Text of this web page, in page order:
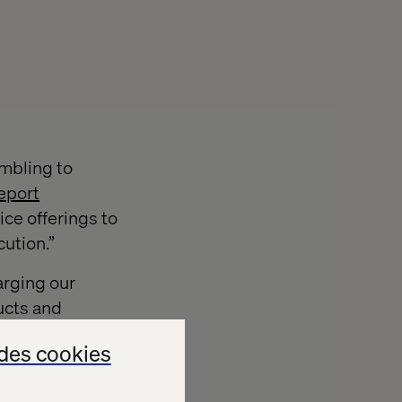
cookies
to
offerings to
our
and
strategy